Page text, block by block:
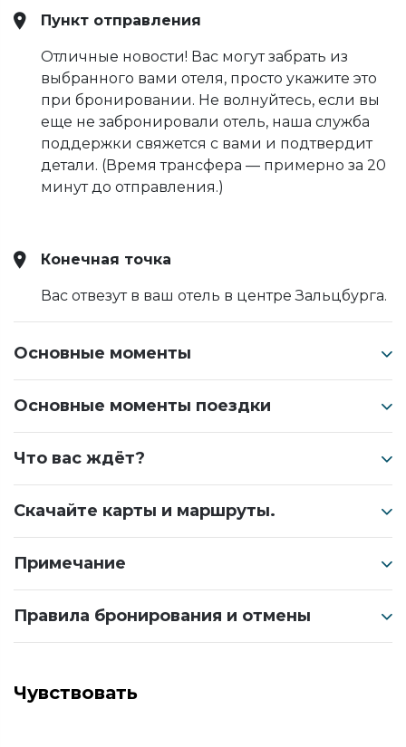
Пункт отправления
Отличные новости! Вас могут забрать из
выбранного вами отеля, просто укажите это
при бронировании. Не волнуйтесь, если вы
еще не забронировали отель, наша служба
поддержки свяжется с вами и подтвердит
детали. (Время трансфера — примерно за 20
минут до отправления.)
Конечная точка
Вас отвезут в ваш отель в центре Зальцбурга.
Основные моменты
Основные моменты поездки
Что вас ждёт?
Скачайте карты и маршруты.
Примечание
Правила бронирования и отмены
Чувствовать